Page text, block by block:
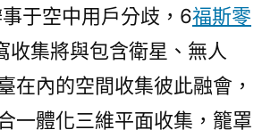
于空中用戶分歧，6福斯零
收集將與包含衛星、無人
在內的空間收集彼此融會，
一體化三維平面收集，籠罩